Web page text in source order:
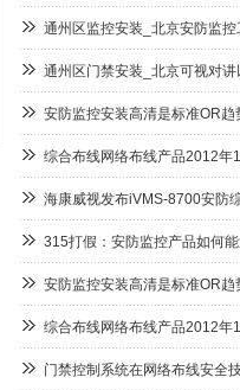
通州区监控安装_北京安防监
通州区门禁安装_北京可视对
安防监控安装高清是标准OR
综合布线网络布线产品2012年
海康威视发布iVMS-8700安防
315打假：安防监控产品如何
安防监控安装高清是标准OR
综合布线网络布线产品2012年
门禁控制系统在网络布线安全